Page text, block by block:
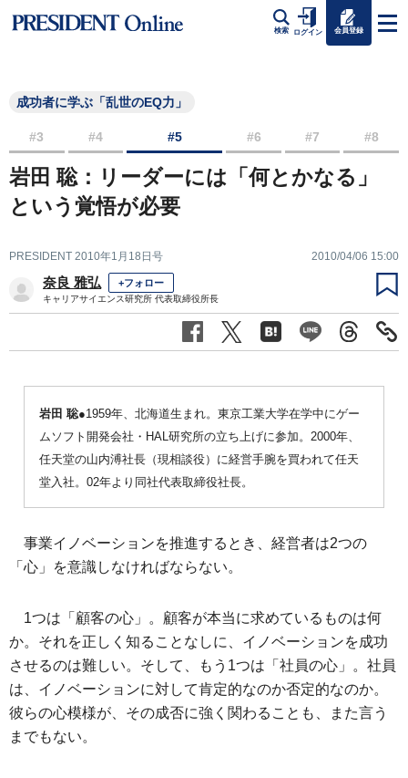
検索 ログイン 会員登録
成功者に学ぶ「乱世のEQ力」
#3 #4 #5 #6 #7 #8
岩田 聡：リーダーには「何とかなる」
という覚悟が必要
PRESIDENT 2010年1月18日号 2010/04/06 15:00
奈良 雅弘 +フォロー
キャリアサイエンス研究所 代表取締役所長
岩田 聡●1959年、北海道生まれ。東京工業大学在学中にゲー
ムソフト開発会社・HAL研究所の立ち上げに参加。2000年、
任天堂の山内溥社長（現相談役）に経営手腕を買われて任天
堂入社。02年より同社代表取締役社長。
事業イノベーションを推進するとき、経営者は2つの
「心」を意識しなければならない。
1つは「顧客の心」。顧客が本当に求めているものは何
か。それを正しく知ることなしに、イノベーションを成功
させるのは難しい。そして、もう1つは「社員の心」。社員
は、イノベーションに対して肯定的なのか否定的なのか。
彼らの心模様が、その成否に強く関わることも、また言う
までもない。